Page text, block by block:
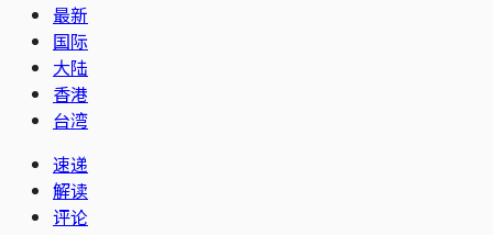
最新
国际
大陆
香港
台湾
速递
解读
评论